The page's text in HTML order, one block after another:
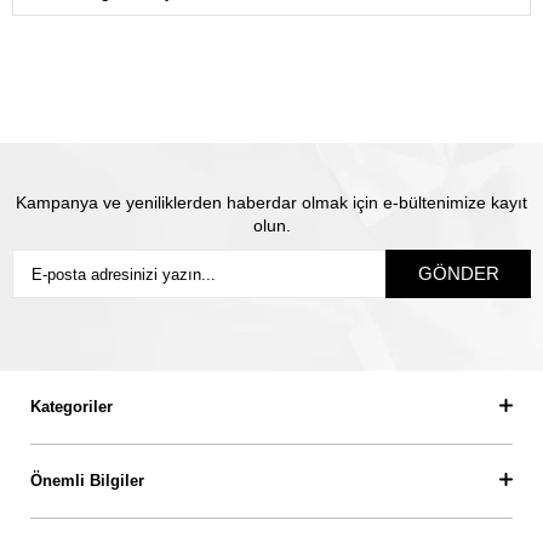
gönderiyoruz.
Kampanya ve yeniliklerden haberdar olmak için e-bültenimize kayıt
olun.
GÖNDER
Kategoriler
Önemli Bilgiler